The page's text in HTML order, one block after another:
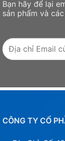
Bạn hãy để lại
sản phẩm và
CÔNG TY CỔ